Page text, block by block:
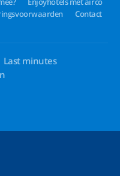
Contact
Last minutes